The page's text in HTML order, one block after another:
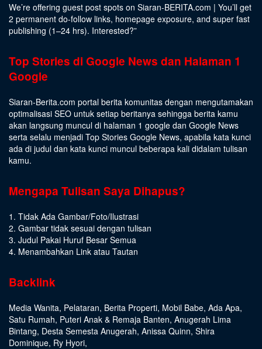
We’re offering guest post spots on Siaran-BERITA.com | You’ll get
2 permanent do-follow links, homepage exposure, and super fast
publishing (1–24 hrs). Interested?”
Top Stories di Google News dan Halaman 1
Google
Siaran-Berita.com portal berita komunitas dengan mengutamakan
optimalisasi SEO untuk setiap beritanya sehingga berita kamu
akan langsung muncul di halaman 1 google dan Google News
serta selalu menjadi Top Stories Google News, apabila kata kunci
ada di judul dan kata kunci muncul beberapa kali didalam tulisan
kamu.
Mengapa Tulisan Saya Dihapus?
1. Tidak Ada Gambar/Foto/Ilustrasi
2. Gambar tidak sesuai dengan tulisan
3. Judul Pakai Huruf Besar Semua
4. Menambahkan Link atau Tautan
Backlink
Media Wanita, Pelataran, Berita Properti, Mobil Babe, Ada Apa,
Satu Rumah, Puteri Anak & Remaja Banten, Anugerah Lima
Bintang, Desta Semesta Anugerah, Anissa Quinn, Shira
Dominique, Ry Hyori,